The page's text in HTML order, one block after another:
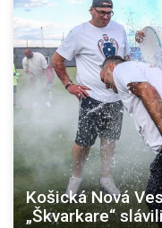
Košická Nová
„Škvarkare“